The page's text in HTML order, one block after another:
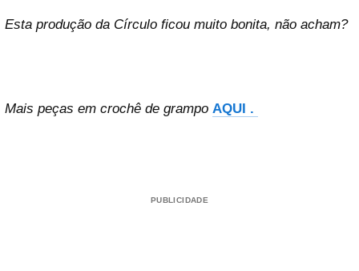
Esta produção da Círculo ficou muito bonita, não acham?
Mais peças em crochê de grampo AQUI .
PUBLICIDADE